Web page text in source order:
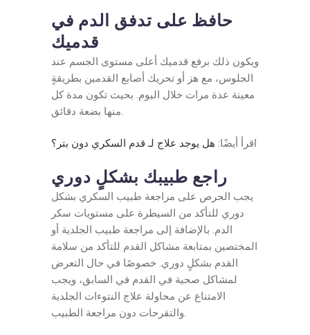
حافظ على تدفق الدم في
قدميك
ويكون ذلك برفع قدميك أعلى مستوى الجسم عند
الجلوس، مع هز أو تحريك أصابع القدمين بطريقةٍ
معينة عدة مرات خلال اليوم. بحيث تكون مدة كل
منها بضعة دقائق.
اقرأ أيضًا: هل يوجد علاج لـ قدم السكري دون بتر؟
راجع طبيبك بشكلٍ دوري
يجب الحرص على مراجعة طبيب السكري بشكل
دوري للتأكد من السيطرة على مستويات سكر
الدم. بالإضافة إلى مراجعة طبيب الجلدية أو
المختصين بمتابعة مشاكل القدم للتأكد من سلامة
القدم بشكلٍ دوري. خصوصًا في حال التعرض
لمشاكل صحية في القدم في السابق، ويجب
الامتناع عن محاولة علاج النتوءات الجلدية
والتقرحات دون مراجعة الطبيب.